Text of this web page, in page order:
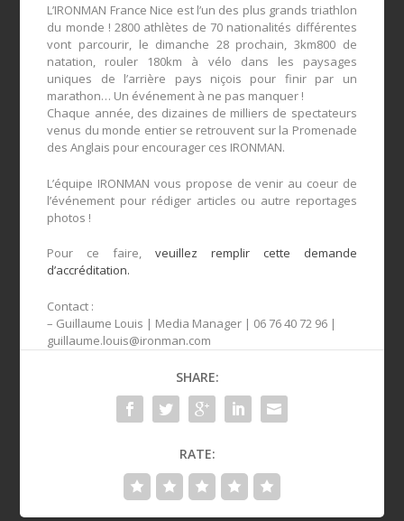
L’IRONMAN France Nice est l’un des plus grands triathlon
du monde ! 2800 athlètes de 70 nationalités différentes
vont parcourir, le dimanche 28 prochain, 3km800 de
natation, rouler 180km à vélo dans les paysages
uniques de l’arrière pays niçois pour finir par un
marathon… Un événement à ne pas manquer !
Chaque année, des dizaines de milliers de spectateurs
venus du monde entier se retrouvent sur la Promenade
des Anglais pour encourager ces IRONMAN.
L’équipe IRONMAN vous propose de venir au coeur de
l’événement pour rédiger articles ou autre reportages
photos !
Pour ce faire, veuillez remplir cette demande
d’accréditation.
Contact :
– Guillaume Louis | Media Manager | 06 76 40 72 96 |
guillaume.louis@ironman.com
SHARE:
RATE: